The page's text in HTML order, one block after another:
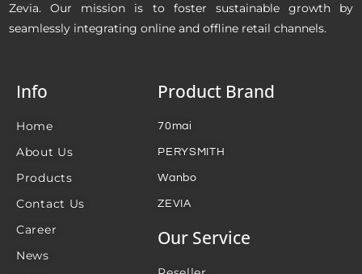
Zevia. Our mission is to foster sustainable growth by
seamlessly integrating online and offline retail channels.
Info
Home
About Us
Products
Contact Us
Career
News
Product Brand
70mai
PERYSMITH
Wanbo
ZEVIA
Our Service